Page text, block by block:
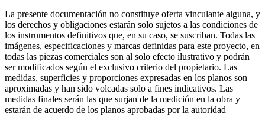
La presente documentación no constituye oferta vinculante alguna, y
los derechos y obligaciones estarán solo sujetos a las condiciones de
los instrumentos definitivos que, en su caso, se suscriban. Todas las
imágenes, especificaciones y marcas definidas para este proyecto, en
todas las piezas comerciales son al solo efecto ilustrativo y podrán
ser modificados según el exclusivo criterio del propietario. Las
medidas, superficies y proporciones expresadas en los planos son
aproximadas y han sido volcadas solo a fines indicativos. Las
medidas finales serán las que surjan de la medición en la obra y
estarán de acuerdo de los planos aprobadas por la autoridad